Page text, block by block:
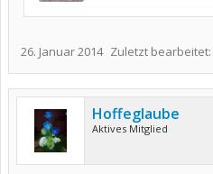
26. Januar 2014 Zuletzt bearbeitet:
Hoffeglaube
Aktives Mitglied